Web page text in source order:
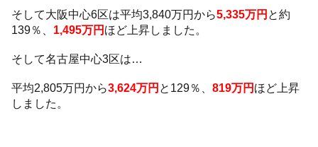
そして大阪中心6区は平均3,840万円から5,335万円 と約
139％、 1,495万円 ほど上昇しました。
そして名古屋中心3区は…
平均2,805万円から3,624万円 と129％、819万円 ほど上昇
しました。